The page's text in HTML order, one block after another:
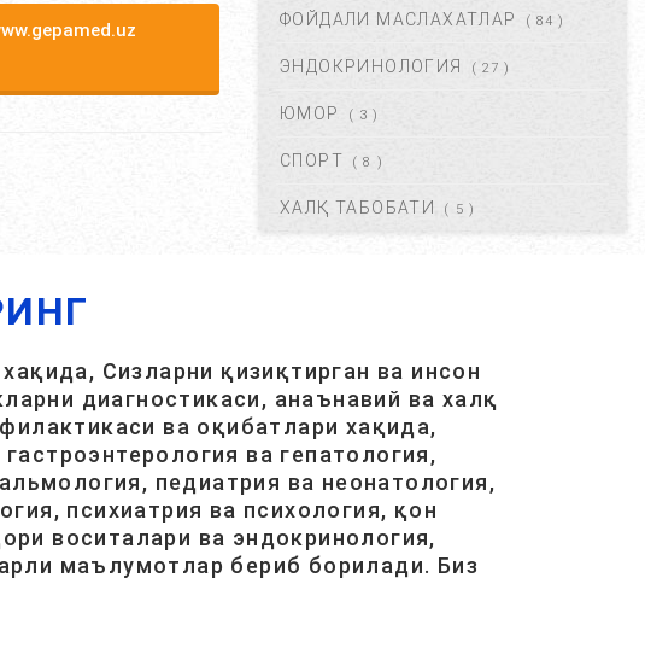
ҚУТУЛИШ ЙЎЛЛАРИ....
ИЮЛ 16, 2021
ОСТЕОХОНДРОЗ НИМА,
САБАБЛАРИ, ТУРЛАРИ,
АСОРАТЛАРИ. ...
ГАЙМОРИТ, БЕЛГИЛАРИ ВА
ТУРЛАРИ. ...
ФОЙДАЛИ МАСЛАХАТЛАР ( 84 )
ЭНДОКРИНОЛОГИЯ ( 27 )
ЮМОР ( 3 )
СПОРТ ( 8 )
ХАЛҚ ТАБОБАТИ ( 5 )
Сизларни қизиқтирган ва инсон
диагностикаси, анаънавий ва халқ
ва оқибатлари хақида,
ва гепатология,
педиатрия ва неонатология,
психиатрия ва психология, қон
воситалари ва эндокринология,
маълумотлар бериб борилади. Биз